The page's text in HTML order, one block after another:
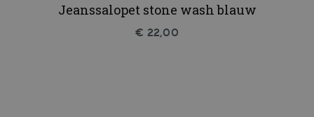
Jeanssalopet stone wash blauw
€ 22,00